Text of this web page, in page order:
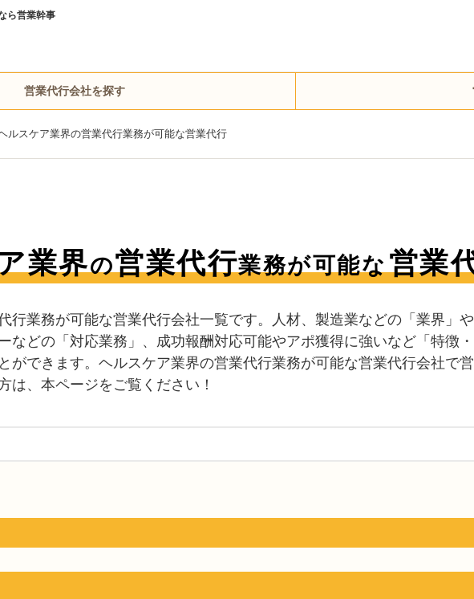
ら営業幹事
営業代行会社を探す
ルスケア業界の営業代行業務が可能な営業代行
業界の営業代行業務が可能な 営業
行業務が可能な営業代行会社一覧です。人材、製造業などの「業界」
などの「対応業務」、成功報酬対応可能やアポ獲得に強いなど「特徴
ができます。ヘルスケア業界の営業代行業務が可能な営業代行会社で
は、本ページをご覧ください！